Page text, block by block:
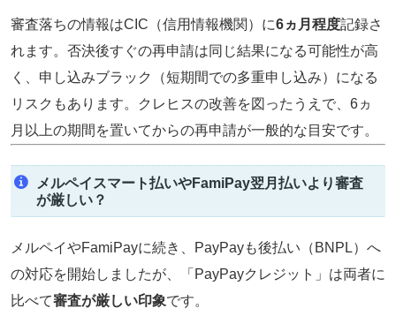
審査落ちの情報はCIC（信用情報機関）に6ヵ月程度記録さ
れます。 否決後すぐの再申請は同じ結果になる可能性が高
く
、申し込みブラック（短期間での多重申し込み）になる
リスクもあります。クレヒスの改善を図ったうえで、6ヵ
月以上の期間を置いてからの再申請が一般的な目安です。
メルペイスマート払いやFamiPay翌月払いより審査
が厳しい？
メルペイやFamiPayに続き、PayPayも後払い（BNPL）へ
の対応を開始しましたが、「PayPayクレジット」は両者に
比べて審査が厳しい印象です。